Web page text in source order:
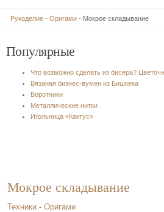
Рукоделие - Оригами - Мокрое складывание
Популярные
Что возможно сделать из бисера?
Вязаная бизнес-вумен из Бишкека
Воротники
Металлические нитки
Игольница «Кактус»
Мокрое складывание
Техники - Оригами